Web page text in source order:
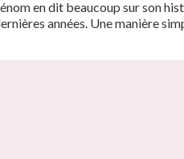
en dit beaucoup sur son
années. Une manière